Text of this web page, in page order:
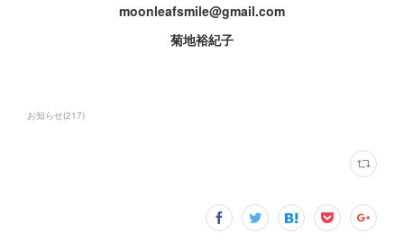
moonleafsmile@gmail.com
菊地裕紀子
お知らせ(217)